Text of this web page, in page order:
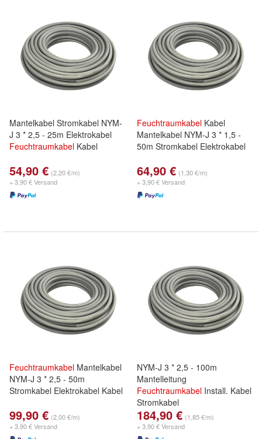
Mantelkabel Stromkabel NYM-
J 3 * 2,5 - 25m Elektrokabel
Feuchtraumkabel Kabel
54,90 € (2,20 €/m)
+ 3,90 € Versand
Feuchtraumkabel Kabel
Mantelkabel NYM-J 3 * 1,5 -
50m Stromkabel Elektrokabel
64,90 € (1,30 €/m)
+ 3,90 € Versand
Feuchtraumkabel Mantelkabel
NYM-J 3 * 2,5 - 50m
Stromkabel Elektrokabel Kabel
99,90 € (2,00 €/m)
+ 3,90 € Versand
NYM-J 3 * 2,5 - 100m
Mantelleitung
Feuchtraumkabel Install. Kabel
Stromkabel
184,90 € (1,85 €/m)
+ 3,90 € Versand